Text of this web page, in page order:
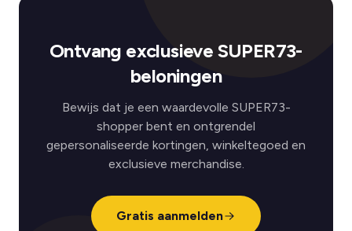
Ontvang exclusieve SUPER73-
beloningen
Bewijs dat je een waardevolle SUPER73-
shopper bent en ontgrendel
gepersonaliseerde kortingen, winkeltegoed en
exclusieve merchandise.
Gratis aanmelden